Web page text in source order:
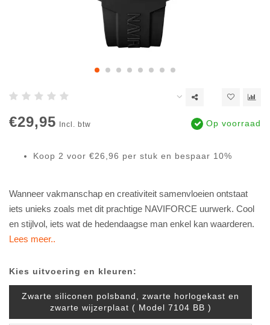
€29,95 Incl. btw Op voorraad
Koop 2 voor €26,96 per stuk en bespaar 10%
Wanneer vakmanschap en creativiteit samenvloeien ontstaat
iets unieks zoals met dit prachtige NAVIFORCE uurwerk. Cool
en stijlvol, iets wat de hedendaagse man enkel kan waarderen.
Lees meer..
Kies uitvoering en kleuren:
Zwarte siliconen polsband, zwarte horlogekast en
zwarte wijzerplaat ( Model 7104 BB )